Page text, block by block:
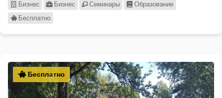
Бизнес Бизнес Семинары
Образование
Бесплатно
Бесплатно